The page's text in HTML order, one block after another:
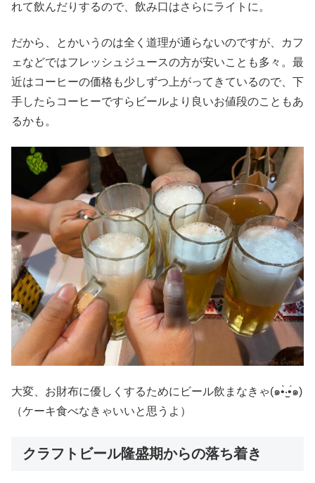
れて飲んだりするので、飲み口はさらにライトに。
だから、とかいうのは全く道理が通らないのですが、カフ
ェなどではフレッシュジュースの方が安いことも多々。最
近はコーヒーの価格も少しずつ上がってきているので、下
手したらコーヒーですらビールより良いお値段のこともあ
るかも。
大変、お財布に優しくするためにビール飲まなきゃ(๑•̀‧̫•́๑)
（ケーキ食べなきゃいいと思うよ）
クラフトビール隆盛期からの落ち着き